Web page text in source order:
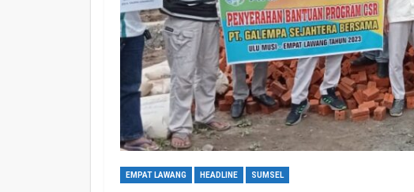
EMPAT LAWANG HEADLINE SUMSEL
Harlah PKB Yang Ke 28. DPC PKB
Empat Lawang Gelar Giat Jum’at
Barokah
Admin